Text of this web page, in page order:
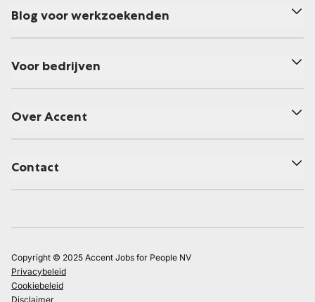
Blog voor werkzoekenden
Voor bedrijven
Over Accent
Contact
Copyright © 2025 Accent Jobs for People NV
Privacybeleid
Cookiebeleid
Disclaimer